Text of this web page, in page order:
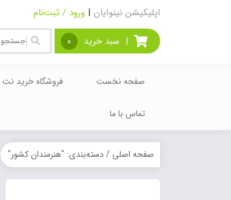
اپلیکیشن نینوایان | ورود / ثبت‌نام
| سبد خرید 0
صفحه نخست فروشگاه خرید نت
تماس با ما
صفحه اصلی / دسته‌بندی: "هنرمندان کشور"